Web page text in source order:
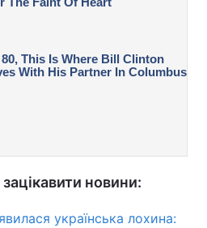
новини:
українська лохина: